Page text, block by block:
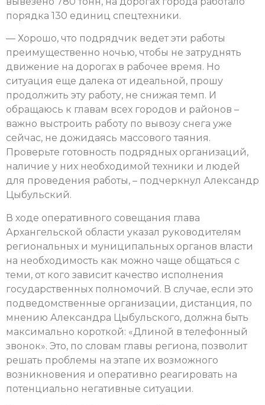
порядка 130 единиц спецтехники.
— Хорошо, что подрядчик ведет эти работы
преимущественно ночью, чтобы не затруднять
движение на дорогах в рабочее время. Но
ситуация еще далека от идеальной, прошу
продолжить эту работу, не снижая темп. И
обращаюсь к главам всех городов и районов –
важно выстроить работу по вывозу снега уже
сейчас, не дожидаясь массового таяния.
Проверьте готовность подрядных организаций,
наличие у них необходимой техники и людей
для проведения работы, – подчеркнул Александр
Цыбульский.
В ходе оперативного совещания глава
Архангельской области указал руководителям
региональных и муниципальных органов власти
на необходимость как можно чаще общаться с
теми, от кого зависит качество исполнения
государственных полномочий. В случае, если это
подведомственные организации, дистанция, по
мнению Александра Цыбульского, должна быть
максимально короткой: «Длиной в телефонный
звонок». Это, по словам главы региона, позволит
решать проблемы на этапе их возможного
возникновения и оперативно реагировать на
потенциально негативные ситуации.